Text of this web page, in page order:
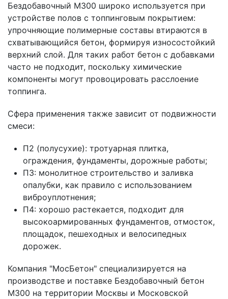
Бездобавочный М300 широко используется при
устройстве полов с топпинговым покрытием:
упрочняющие полимерные составы втираются в
схватывающийся бетон, формируя износостойкий
верхний слой. Для таких работ бетон с добавками
часто не подходит, поскольку химические
компоненты могут провоцировать расслоение
топпинга.
Сфера применения также зависит от подвижности
смеси:
П2 (полусухие): тротуарная плитка,
ограждения, фундаменты, дорожные работы;
П3: монолитное строительство и заливка
опалубки, как правило с использованием
виброуплотнения;
П4: хорошо растекается, подходит для
высокоармированных фундаментов, отмосток,
площадок, пешеходных и велосипедных
дорожек.
Компания "МосБетон" специализируется на
производстве и поставке Бездобавочный бетон
М300 на территории Москвы и Московской